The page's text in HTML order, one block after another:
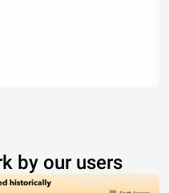
by our users